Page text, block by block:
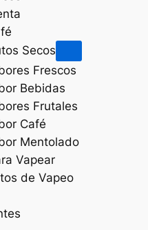
Secos
Frescos
Bebidas
Frutales
Café
Mentolado
Vapear
de Vapeo